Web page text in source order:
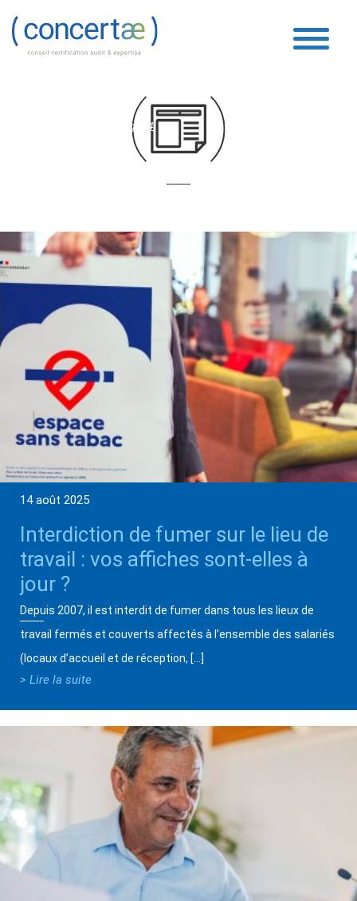
Boucle Vidéo
Page 74
14 août 2025
Interdiction de fumer sur le lieu de
travail : vos affiches sont-elles à
jour ?
Depuis 2007, il est interdit de fumer dans tous les lieux de
travail fermés et couverts affectés à l’ensemble des salariés
(locaux d’accueil et de réception, […]
> Lire la suite